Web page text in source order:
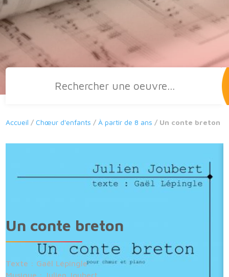
Recherche
Accueil / Chœur d'enfants /À partir de 8 ans / Un conte breton
Un conte breton
Texte : Gaël Lépingle
Musique : Julien Joubert